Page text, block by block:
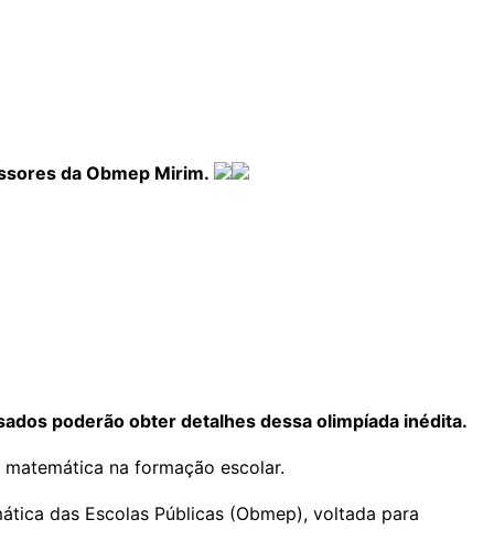
da Obmep Mirim.
poderão obter detalhes dessa olimpíada inédita.
na formação escolar.
das Escolas Públicas (Obmep), voltada para